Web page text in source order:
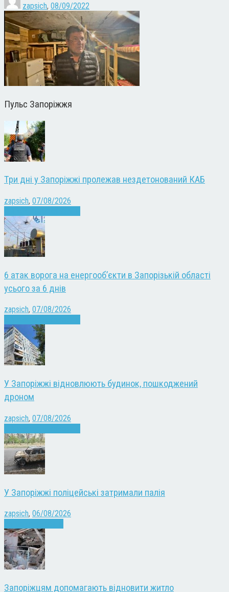
zapsich, 08/09/2022
Пульс Запоріжжя
Три дні у Запоріжжі пролежав нездетонований КАБ
zapsich, 07/08/2026
6 атак ворога на енергооб’єкти в Запорізькій області
усього за 6 днів
zapsich, 07/08/2026
У Запоріжжі відновлюють будинок, пошкоджений
дроном
zapsich, 07/08/2026
У Запоріжжі поліцейські затримали палія
zapsich, 06/08/2026
Запоріжцям допомагають відновити житло